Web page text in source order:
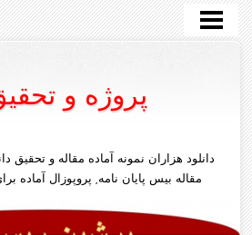
پروژه و
دانلود هزاران نمونه آماده مقاله و تحقیق
مقاله بیس پایان نامه, پروپوزال آماده